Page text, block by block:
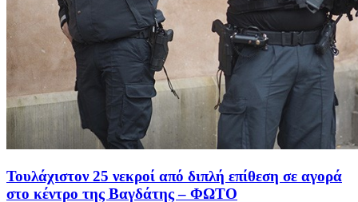
Τουλάχιστον 25 νεκροί από διπλή επίθεση σε αγορά
στο κέντρο της Βαγδάτης – ΦΩΤΟ